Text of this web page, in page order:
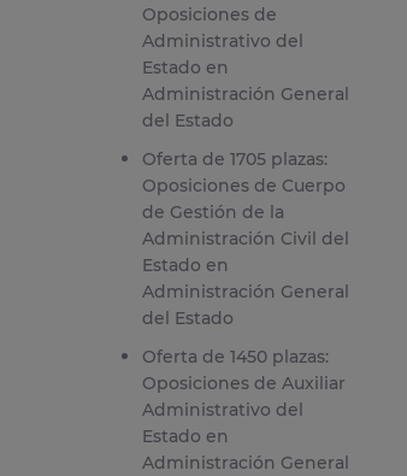
Oposiciones de
Administrativo del
Estado en
Administración General
del Estado
Oferta de 1705 plazas:
Oposiciones de Cuerpo
de Gestión de la
Administración Civil del
Estado en
Administración General
del Estado
Oferta de 1450 plazas:
Oposiciones de Auxiliar
Administrativo del
Estado en
Administración General